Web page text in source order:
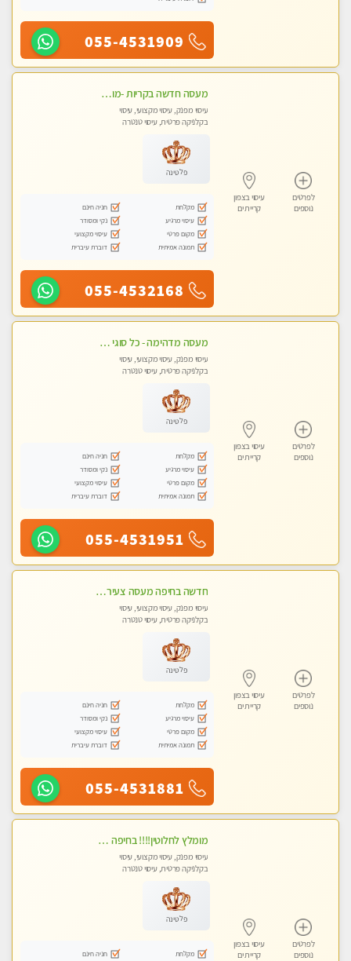
055-4531909
לפרטים
נוספים
עיסוי בצפון
קריית ים
מעסה חדשה בקריות -מומלץ לחלוטין!!!! כל סוגי העיסויים מעסה מקצועית ואיכותית פרטי!!!
עיסוי מפנק, עיסוי מקצועי, עיסוי
בקלניקה פרטית, עיסוי טנטרה
פלטינה
מקלחת
חניה חינם
עיסוי מרגיע
נקי ומסודר
מקום פרטי
עיסוי מקצועי
תמונה אמיתית
דוברת עיברית
055-4532168
לפרטים
נוספים
עיסוי בצפון
קריית ים
מעסה מדהימה - כל סוגי העיסויים מעסה מקצועית ואיכותית פרטי!!!חוויה בלתי נשכחת!
עיסוי מפנק, עיסוי מקצועי, עיסוי
בקלניקה פרטית, עיסוי טנטרה
פלטינה
מקלחת
חניה חינם
עיסוי מרגיע
נקי ומסודר
מקום פרטי
עיסוי מקצועי
תמונה אמיתית
דוברת עיברית
055-4531951
לפרטים
נוספים
עיסוי בצפון
קריית ים
חדשה בחיפה מעסה צעירה איכותית וקלאסית מזמינה אותך לעיסוי נעים מפנק ומרגיע . . . highly recommended..new in the city
עיסוי מפנק, עיסוי מקצועי, עיסוי
בקלניקה פרטית, עיסוי טנטרה
פלטינה
מקלחת
חניה חינם
עיסוי מרגיע
נקי ומסודר
מקום פרטי
עיסוי מקצועי
תמונה אמיתית
דוברת עיברית
055-4531881
לפרטים
נוספים
עיסוי בצפון
קריית ים
מומלץ לחלוטין!!!! בחיפה כל סוגי העיסויים מעסה מקצועית ואיכותית פרטי!!!
עיסוי מפנק, עיסוי מקצועי, עיסוי
בקלניקה פרטית, עיסוי טנטרה
פלטינה
מקלחת
חניה חינם